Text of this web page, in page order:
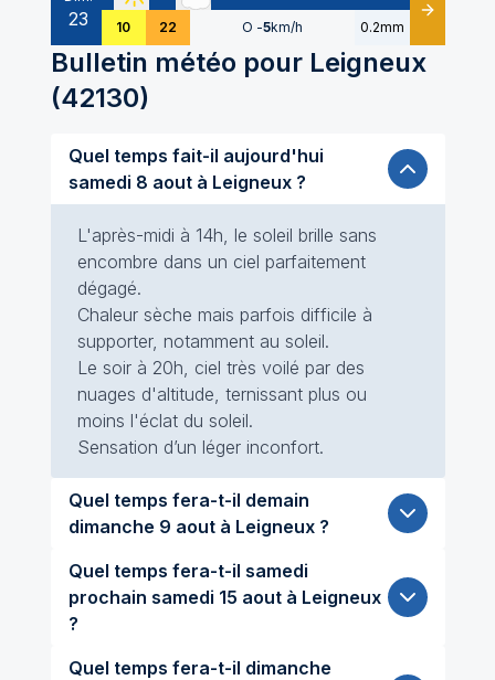
23 10 22 O -5km/h 0.2mm Détails
Bulletin météo pour Leigneux
(42130)
Quel temps fait-il aujourd'hui
samedi 8 aout à Leigneux ?
L'après-midi à 14h, le soleil brille sans
encombre dans un ciel parfaitement
dégagé.
Chaleur sèche mais parfois difficile à
supporter, notamment au soleil.
Le soir à 20h, ciel très voilé par des
nuages d'altitude, ternissant plus ou
moins l'éclat du soleil.
Sensation d’un léger inconfort.
Quel temps fera-t-il demain
dimanche 9 aout à Leigneux ?
Quel temps fera-t-il samedi
prochain samedi 15 aout à Leigneux
?
Quel temps fera-t-il dimanche